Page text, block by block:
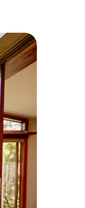
tocando y deslizando